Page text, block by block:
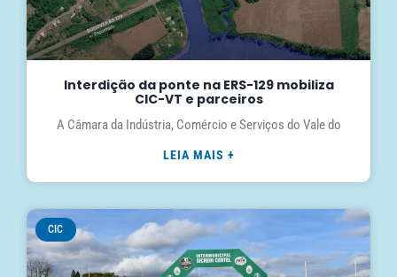
Interdição da ponte na ERS-129 mobiliza
CIC-VT e parceiros
A Câmara da Indústria, Comércio e Serviços do Vale do
LEIA MAIS +
CIC